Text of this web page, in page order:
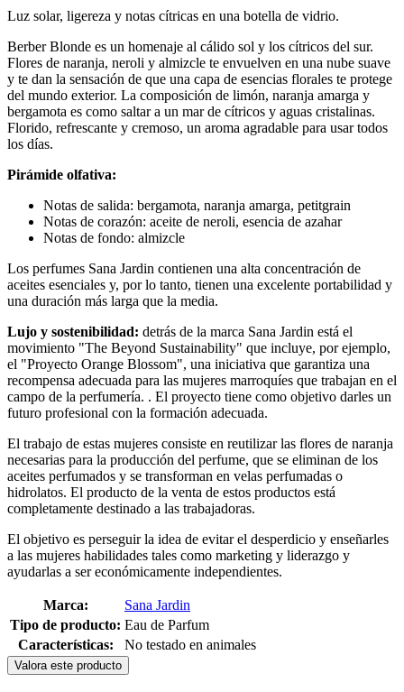
Luz solar, ligereza y notas cítricas en una botella de vidrio.
Berber Blonde es un homenaje al cálido sol y los cítricos del sur.
Flores de naranja, neroli y almizcle te envuelven en una nube suave
y te dan la sensación de que una capa de esencias florales te protege
del mundo exterior. La composición de limón, naranja amarga y
bergamota es como saltar a un mar de cítricos y aguas cristalinas.
Florido, refrescante y cremoso, un aroma agradable para usar todos
los días.
Pirámide olfativa:
Notas de salida: bergamota, naranja amarga, petitgrain
Notas de corazón: aceite de neroli, esencia de azahar
Notas de fondo: almizcle
Los perfumes Sana Jardin contienen una alta concentración de
aceites esenciales y, por lo tanto, tienen una excelente portabilidad y
una duración más larga que la media.
Lujo y sostenibilidad: detrás de la marca Sana Jardin está el
movimiento "The Beyond Sustainability" que incluye, por ejemplo,
el "Proyecto Orange Blossom", una iniciativa que garantiza una
recompensa adecuada para las mujeres marroquíes que trabajan en el
campo de la perfumería. . El proyecto tiene como objetivo darles un
futuro profesional con la formación adecuada.
El trabajo de estas mujeres consiste en reutilizar las flores de naranja
necesarias para la producción del perfume, que se eliminan de los
aceites perfumados y se transforman en velas perfumadas o
hidrolatos. El producto de la venta de estos productos está
completamente destinado a las trabajadoras.
El objetivo es perseguir la idea de evitar el desperdicio y enseñarles
a las mujeres habilidades tales como marketing y liderazgo y
ayudarlas a ser económicamente independientes.
Marca:
Sana Jardin
Tipo de producto: Eau de Parfum
Características:
No testado en animales
Valora este producto